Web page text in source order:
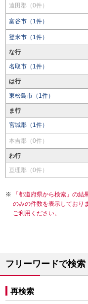
遠田郡（0件）
富谷市（1件）
登米市（1件）
な行
名取市（1件）
は行
東松島市（1件）
ま行
宮城郡（1件）
本吉郡（0件）
わ行
亘理郡（0件）
「都道府県から検索」の
のみの件数を表示しており
ご利用ください。
フリーワードで検索
再検索